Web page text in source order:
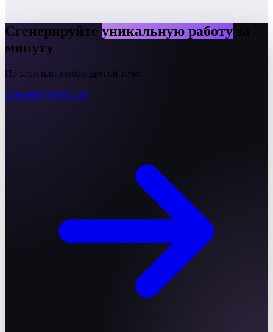
Сгенерируйте уникальную работу
минуту
По этой или любой другой теме.
Сгенерировать с AI